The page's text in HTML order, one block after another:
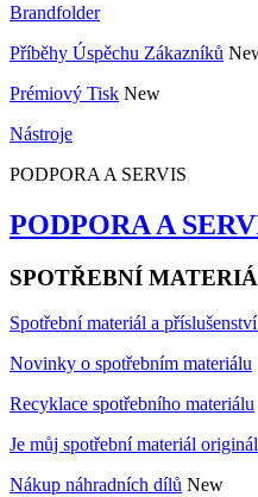
Brandfolder
Příběhy Úspěchu Zákazníků
Prémiový Tisk New
Nástroje
PODPORA A SERVIS
PODPORA A
SPOTŘEBNÍ
Spotřební materiál a příslušenství
Novinky o spotřebním materiálu
Recyklace spotřebního materiálu
Je můj spotřební materiál
Nákup náhradních dílů New